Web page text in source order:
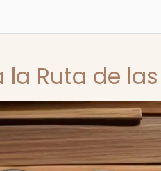
Ruta de